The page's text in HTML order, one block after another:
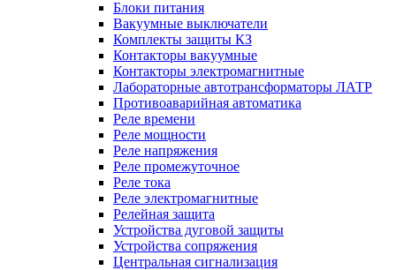
Блоки питания
Вакуумные выключатели
Комплекты защиты КЗ
Контакторы вакуумные
Контакторы электромагнитные
Лабораторные автотрансформаторы ЛАТР
Противоаварийная автоматика
Реле времени
Реле мощности
Реле напряжения
Реле промежуточное
Реле тока
Реле электромагнитные
Релейная защита
Устройства дуговой защиты
Устройства сопряжения
Центральная сигнализация